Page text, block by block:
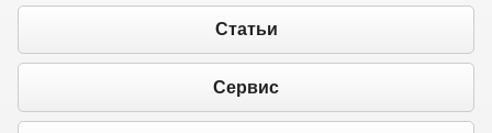
Статьи
Сервис